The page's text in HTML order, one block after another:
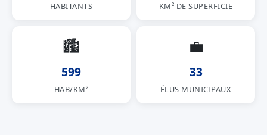
HABITANTS KM² DE SUPERFICIE
🏙
599
HAB/KM²
💼
33
ÉLUS MUNICIPAUX